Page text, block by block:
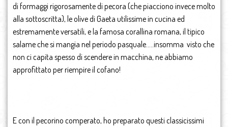
di formaggi rigorosamente di pecora (che piacciono invece molto
alla sottoscritta), le olive di Gaeta utilissime in cucina ed
estremamente versatili, e la famosa corallina romana, il tipico
salame che si mangia nel periodo pasquale…..insomma visto che
non ci capita spesso di scendere in macchina, ne abbiamo
approfittato per riempire il cofano!
E con il pecorino comperato, ho preparato questi classicissimi